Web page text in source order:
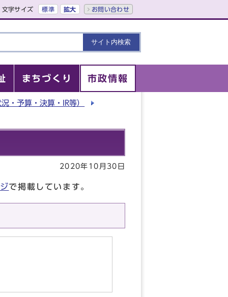
文字サイズ 標準 拡大 お問い合わせ
まちづくり 市政情報
・予算・決算・IR等）
2020年10月30日
で掲載しています。